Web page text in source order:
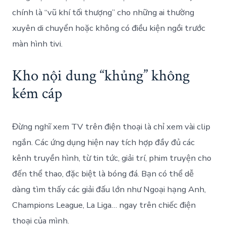
chính là “vũ khí tối thượng” cho những ai thường
xuyên di chuyển hoặc không có điều kiện ngồi trước
màn hình tivi.
Kho nội dung “khủng” không
kém cáp
Đừng nghĩ xem TV trên điện thoại là chỉ xem vài clip
ngắn. Các ứng dụng hiện nay tích hợp đầy đủ các
kênh truyền hình, từ tin tức, giải trí, phim truyện cho
đến thể thao, đặc biệt là bóng đá. Bạn có thể dễ
dàng tìm thấy các giải đấu lớn như Ngoại hạng Anh,
Champions League, La Liga… ngay trên chiếc điện
thoại của mình.